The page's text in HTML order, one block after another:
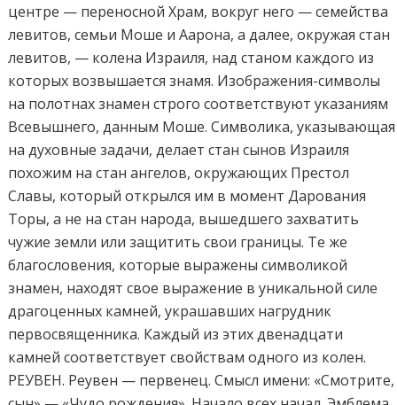
центре — переносной Храм, вокруг него — семейства
левитов, семьи Моше и Аарона, а далее, окружая стан
левитов, — колена Израиля, над станом каждого из
которых возвышается знамя. Изображения-символы
на полотнах знамен строго соответствуют указаниям
Всевышнего, данным Моше. Символика, указывающая
на духовные задачи, делает стан сынов Израиля
похожим на стан ангелов, окружающих Престол
Славы, который открылся им в момент Дарования
Торы, а не на стан народа, вышедшего захватить
чужие земли или защитить свои границы. Те же
благословения, которые выражены символикой
знамен, находят свое выражение в уникальной силе
драгоценных камней, украшавших нагрудник
первосвященника. Каждый из этих двенадцати
камней соответствует свойствам одного из колен.
РЕУВЕН. Реувен — первенец. Смысл имени: «Смотрите,